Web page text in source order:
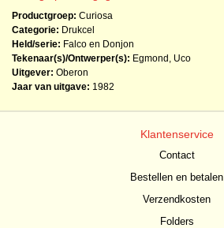
Productgroep: Curiosa
Categorie: Drukcel
Held/serie: Falco en Donjon
Tekenaar(s)/Ontwerper(s): Egmond, Uco
Uitgever: Oberon
Jaar van uitgave: 1982
Klantenservice
Contact
Bestellen en betalen
Verzendkosten
Folders